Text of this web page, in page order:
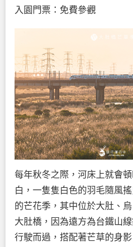
入園門票：免費參觀
每年秋冬之際，河床上就會
白，一隻隻白色的羽毛隨風
的芒花季，其中位於大肚、
大肚橋，因為遠方為台鐵山
行駛而過，搭配著芒草的身